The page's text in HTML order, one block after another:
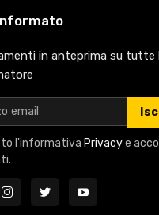
in anteprima su tutte
l'informativa Privacye